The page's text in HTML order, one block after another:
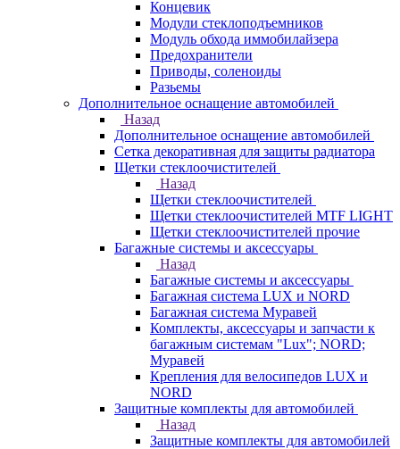
Концевик
Модули стеклоподъемников
Модуль обхода иммобилайзера
Предохранители
Приводы, соленоиды
Разьемы
Дополнительное оснащение автомобилей
Назад
Дополнительное оснащение автомобилей
Сетка декоративная для защиты радиатора
Щетки стеклоочистителей
Назад
Щетки стеклоочистителей
Щетки стеклоочистителей MTF LIGHT
Щетки стеклоочистителей прочие
Багажные системы и аксессуары
Назад
Багажные системы и аксессуары
Багажная система LUX и NORD
Багажная система Муравей
Комплекты, аксессуары и запчасти к
багажным системам "Lux"; NORD;
Муравей
Крепления для велосипедов LUX и
NORD
Защитные комплекты для автомобилей
Назад
Защитные комплекты для автомобилей